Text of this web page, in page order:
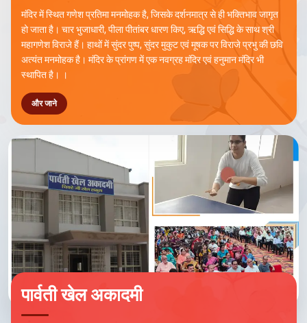
मंदिर में स्थित गणेश प्रतिमा मनमोहक है, जिसके दर्शनमात्र से ही भक्तिभाव जागृत
हो जाता है। चार भुजाधारी, पीला पीतांबर धारण किए, ऋद्धि एवं सिद्धि के साथ श्री
महागणेश विराजे हैं। हाथों में सुंदर पुष्प, सुंदर मुकुट एवं मूषक पर विराजे प्रभु की छवि
अत्यंत मनमोहक है। मंदिर के प्रांगण में एक नवग्रह मंदिर एवं हनुमान मंदिर भी
स्थापित है। ।
और जाने
पार्वती खेल अकादमी